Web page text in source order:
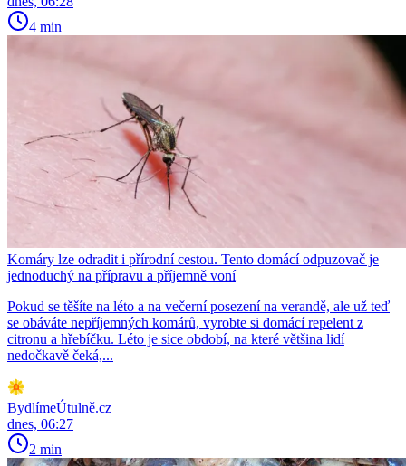
4 min
Komáry lze odradit i přírodní cestou. Tento domácí odpuzovač je
jednoduchý na přípravu a příjemně voní
Pokud se těšíte na léto a na večerní posezení na verandě, ale už teď
se obáváte nepříjemných komárů, vyrobte si domácí repelent z
citronu a hřebíčku. Léto je sice období, na které většina lidí
nedočkavě čeká,...
BydlímeÚtulně.cz
dnes, 06:27
2 min